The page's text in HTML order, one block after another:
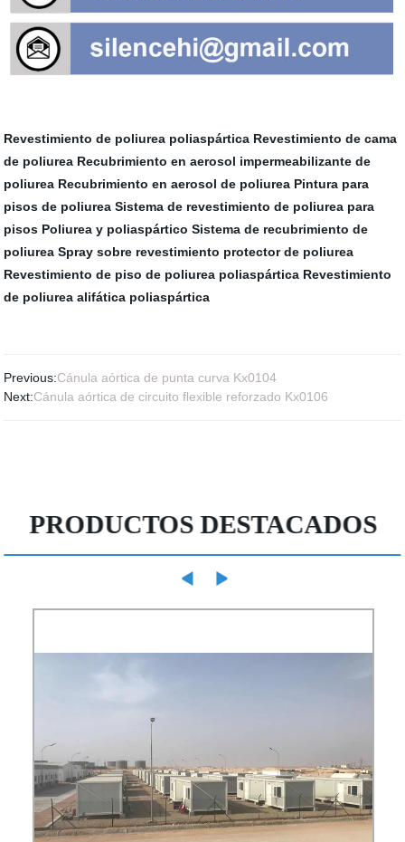
Revestimiento de poliurea poliaspártica Revestimiento de cama
de poliurea Recubrimiento en aerosol impermeabilizante de
poliurea Recubrimiento en aerosol de poliurea Pintura para
pisos de poliurea Sistema de revestimiento de poliurea para
pisos Poliurea y poliaspártico Sistema de recubrimiento de
poliurea Spray sobre revestimiento protector de poliurea
Revestimiento de piso de poliurea poliaspártica Revestimiento
de poliurea alifática poliaspártica
Previous:Cánula aórtica de punta curva Kx0104
Next:Cánula aórtica de circuito flexible reforzado Kx0106
PRODUCTOS DESTACADOS